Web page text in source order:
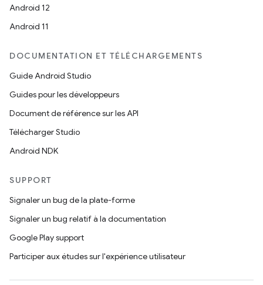
Android 12
Android 11
DOCUMENTATION ET TÉLÉCHARGEMENTS
Guide Android Studio
Guides pour les développeurs
Document de référence sur les API
Télécharger Studio
Android NDK
SUPPORT
Signaler un bug de la plate-forme
Signaler un bug relatif à la documentation
Google Play support
Participer aux études sur l'expérience utilisateur